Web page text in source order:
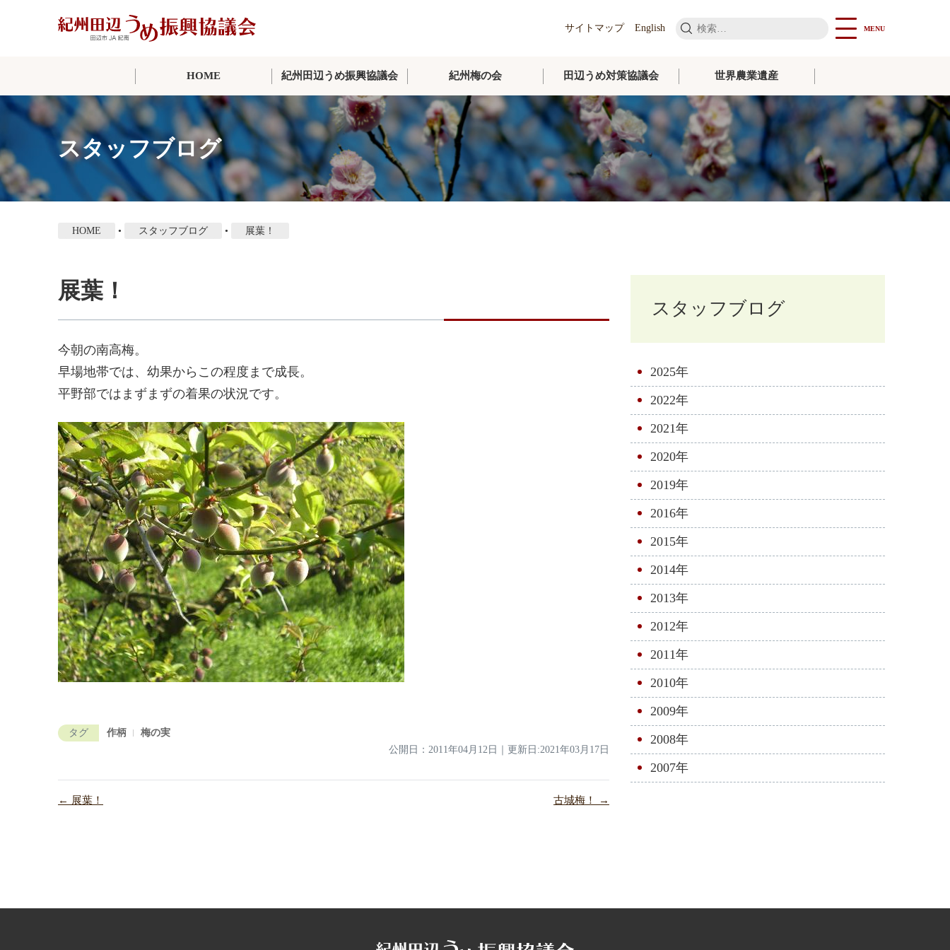
キ
サイトマップ English
検
MENU
HOME 紀州田辺うめ振興協議会 紀州梅の会 田辺うめ対策協議会 世界農業遺産
スタッフブログ
HOME • スタッフブログ • 展葉！
展葉！
今朝の南高梅。
早場地帯では、幼果からこの程度まで成長。
平野部ではまずまずの着果の状況です。
タグ 作柄
梅の実
公開日： 2011年04月12日 更新日:2021年03月17日
← 展葉！ 古城梅！ →
スタッフブログ
2025年
2022年
2021年
2020年
2019年
2016年
2015年
2014年
2013年
2012年
2011年
2010年
2009年
2008年
2007年